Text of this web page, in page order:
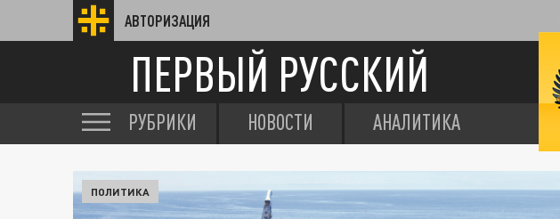
АВТОРИЗАЦИЯ
ПЕРВЫЙ РУССКИЙ
РУБРИКИ НОВОСТИ АНАЛИТИКА
ПОЛИТИКА